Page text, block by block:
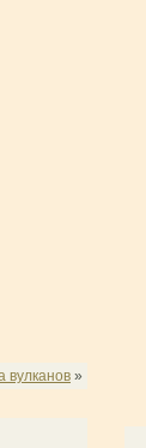
вулканов »